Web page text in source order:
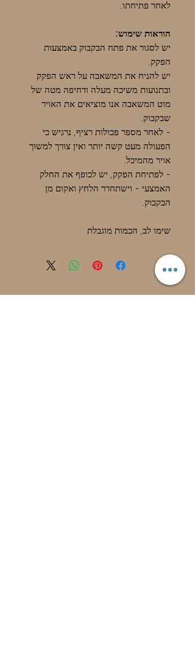
לאחר פתיחתו.
הוראות שימוש:
יש לסגור את פתח הבקבוק באמצעות
הפקק.
יש להניח את המשאבה על ראש הפקק
ובתנועות משיכה מעלה ודחיפה מטה של
מוט המשאבה אנו מוציאים את האויר
שבקבוק.
- לאחר מספר פכולות רציף, נרגיש כי
הפעולה מעט קשה יותר ואין צורך למשוך
אויר מהמיכל.
- לפתיחת הפקק, יש לכופף את החלק
האמצעי - וישתחרר הלחץ ואקום מן
הבקבוק.
שימו לב, הכמות מוגבלת